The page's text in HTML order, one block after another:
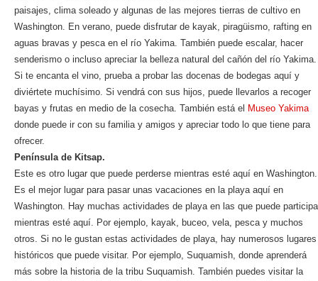
paisajes, clima soleado y algunas de las mejores tierras de cultivo en
Washington. En verano, puede disfrutar de kayak, piragüismo, rafting en
aguas bravas y pesca en el río Yakima. También puede escalar, hacer
senderismo o incluso apreciar la belleza natural del cañón del río Yakima.
Si te encanta el vino, prueba a probar las docenas de bodegas aquí y
diviértete muchísimo. Si vendrá con sus hijos, puede llevarlos a recoger
bayas y frutas en medio de la cosecha. También está el Museo Yakima
donde puede ir con su familia y amigos y apreciar todo lo que tiene para
ofrecer.
Península de Kitsap.
Este es otro lugar que puede perderse mientras esté aquí en Washington.
Es el mejor lugar para pasar unas vacaciones en la playa aquí en
Washington. Hay muchas actividades de playa en las que puede
mientras esté aquí. Por ejemplo, kayak, buceo, vela, pesca y muchos
otros. Si no le gustan estas actividades de playa, hay numerosos lugares
históricos que puede visitar. Por ejemplo, Suquamish, donde aprenderá
más sobre la historia de la tribu Suquamish. También puedes visitar la